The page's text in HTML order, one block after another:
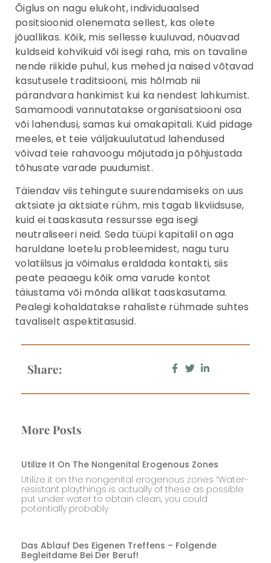
Õiglus on nagu elukoht, individuaalsed
positsioonid olenemata sellest, kas olete
jõuallikas. Kõik, mis sellesse kuuluvad, nõuavad
kuldseid kohvikuid või isegi raha, mis on tavaline
nende riikide puhul, kus mehed ja naised võtavad
kasutusele traditsiooni, mis hõlmab nii
pärandvara hankimist kui ka nendest lahkumist.
Samamoodi vannutatakse organisatsiooni osa
või lahendusi, samas kui omakapitali. Kuid pidage
meeles, et teie väljakuulutatud lahendused
võivad teie rahavoogu mõjutada ja põhjustada
tõhusate varade puudumist.
Täiendav viis tehingute suurendamiseks on uus
aktsiate ja aktsiate rühm, mis tagab likviidsuse,
kuid ei taaskasuta ressursse ega isegi
neutraliseeri neid. Seda tüüpi kapitalil on aga
haruldane loetelu probleemidest, nagu turu
volatiilsus ja võimalus eraldada kontakti, siis
peate peaaegu kõik oma varude kontot
täiustama või mõnda allikat taaskasutama.
Pealegi kohaldatakse rahaliste rühmade suhtes
tavaliselt aspektitasusid.
Share:
More Posts
Utilize It On The Nongenital Erogenous Zones
Utilize it on the nongenital erogenous zones “Water-
resistant playthings is actually of these as possible
put under water to obtain clean, you could
potentially probably
Das Ablauf Des Eigenen Treffens – Folgende
Begleitdame Bei Der Beruf!